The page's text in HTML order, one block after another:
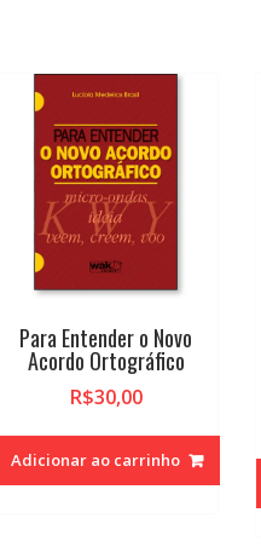
Para Entender o Novo
Acordo Ortográfico
R$30,00
Adicionar ao carrinho